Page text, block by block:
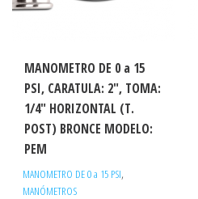
MANOMETRO DE 0 a 15
PSI, CARATULA: 2″, TOMA:
1/4″ HORIZONTAL (T.
POST) BRONCE MODELO:
PEM
MANOMETRO DE 0 a 15 PSI,
MANÓMETROS